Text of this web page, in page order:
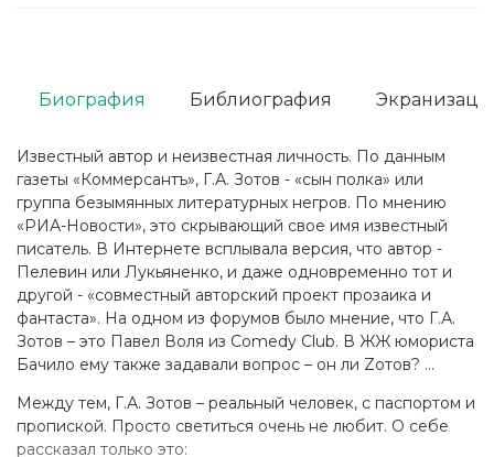
Известный автор и неизвестная личность. По данным
газеты «Коммерсантъ», Г.А. Зотов - «сын полка» или
группа безымянных литературных негров. По мнению
«РИА-Новости», это скрывающий свое имя известный
писатель. В Интернете всплывала версия, что автор -
Пелевин или Лукьяненко, и даже одновременно тот и
другой - «совместный авторский проект прозаика и
фантаста». На одном из форумов было мнение, что Г.А.
Зотов – это Павел Воля из Comedy Сlub. В ЖЖ юмориста
Бачило ему также задавали вопрос – он ли Zотов? …
Между тем, Г.А. Зотов – реальный человек, с паспортом и
пропиской. Просто светиться очень не любит. О себе
рассказал только это:
Биография Библиография